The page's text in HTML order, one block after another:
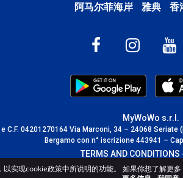
阿马尔菲海岸
雅典 香
MyWoWo s.r.l.
e C.F. 04201270164 Via Marconi, 34 – 24068
Bergamo con n° iscrizione 443941 –
TERMS AND CONDITIONS
实现cookie政策中所说明的功能。 如果你想了解更